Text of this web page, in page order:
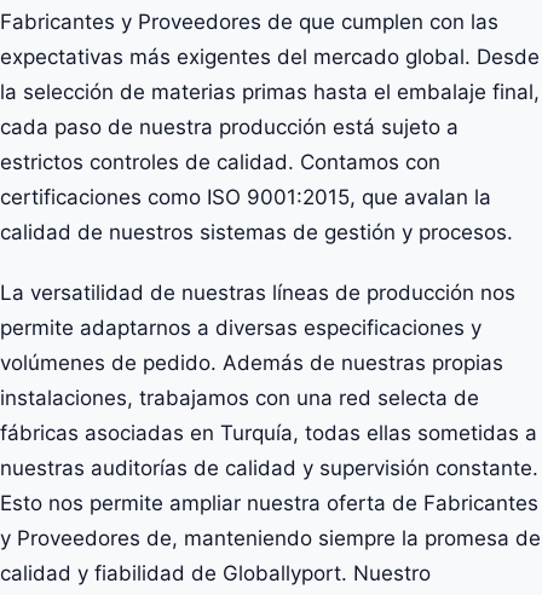
Fabricantes y Proveedores de que cumplen con las
expectativas más exigentes del mercado global. Desde
la selección de materias primas hasta el embalaje final,
cada paso de nuestra producción está sujeto a
estrictos controles de calidad. Contamos con
certificaciones como ISO 9001:2015, que avalan la
calidad de nuestros sistemas de gestión y procesos.
La versatilidad de nuestras líneas de producción nos
permite adaptarnos a diversas especificaciones y
volúmenes de pedido. Además de nuestras propias
instalaciones, trabajamos con una red selecta de
fábricas asociadas en Turquía, todas ellas sometidas a
nuestras auditorías de calidad y supervisión constante.
Esto nos permite ampliar nuestra oferta de Fabricantes
y Proveedores de, manteniendo siempre la promesa de
calidad y fiabilidad de Globallyport. Nuestro